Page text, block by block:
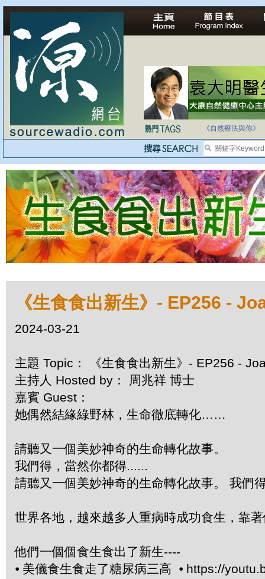
法治社會並不等同
自家教育合法化-
《自然療法與你》
《生食食出新生》- EP256 -
2024-03-21
主題 Topic： 《生食食出新生》- EP256 -
主持人 Hosted by： 周兆祥 博士
嘉賓 Guest：
她偶然結緣綠野林，生命徹底轉化……
請聽又一個美妙神奇的生命轉化故事。
我們得，當然你都得......
請聽又一個美妙神奇的生命轉化故事。 我們
世界各地，越來越多人重病時成功食生，靠
他們一個個食生食出了新生----
⦁ 美儀食生食走了糖尿病三高 ⦁ https://